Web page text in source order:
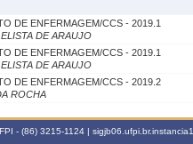
DE ENFERMAGEM/CCS - 2019.1
DE ARAUJO
DE ENFERMAGEM/CCS - 2019.1
DE ARAUJO
DE ENFERMAGEM/CCS - 2019.2
ROCHA
- (86) 3215-1124 | sigjb06.ufpi.br.instancia1